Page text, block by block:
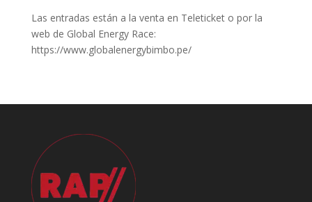
Las entradas están a la venta en Teleticket o por la
web de Global Energy Race:
https://www.globalenergybimbo.pe/